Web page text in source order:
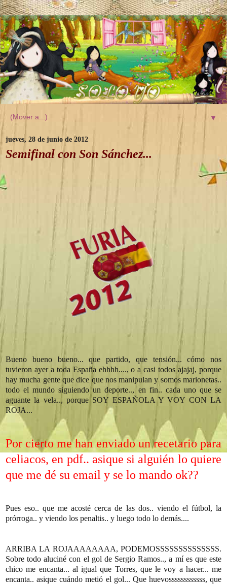
▼
jueves, 28 de junio de 2012
Semifinal con Son Sánchez...
Bueno bueno bueno... que partido, que tensión... cómo nos
tuvieron ayer a toda España ehhhh...., o a casi todos ajajaj, porque
hay mucha gente que dice que nos manipulan y somos marionetas..
todo el mundo siguiendo un deporte.., en fin.. cada uno que se
aguante la vela.., porque SOY ESPAÑOLA Y VOY CON LA
ROJA...
Por cierto me han enviado un recetario para
celiacos, en pdf.. asique si alguién lo quiere
que me dé su email y se lo mando ok??
Pues eso.. que me acosté cerca de las dos.. viendo el fútbol, la
prórroga.. y viendo los penaltis.. y luego todo lo demás....
ARRIBA LA ROJAAAAAAAA, PODEMOSSSSSSSSSSSSSS.
Sobre todo aluciné con el gol de Sergio Ramos.., a mí es que este
chico me encanta... al igual que Torres, que le voy a hacer... me
encanta.. asique cuándo metió el gol... Que huevossssssssssss, que